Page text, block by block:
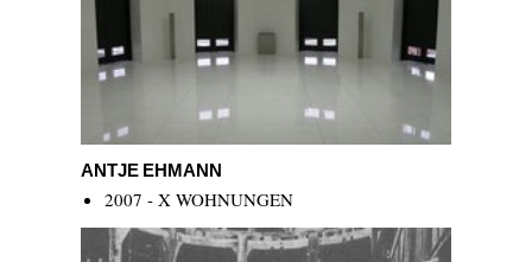
ANTJE EHMANN
2007 - X WOHNUNGEN